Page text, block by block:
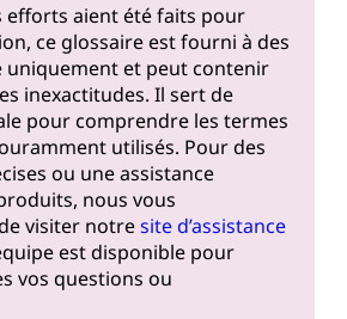
efforts aient été faits pour
ce glossaire est fourni à des
uniquement et peut contenir
inexactitudes. Il sert de
pour comprendre les termes
utilisés. Pour des
ou une assistance
nous vous
visiter notresite d’assistance
est disponible pour
vos questions ou